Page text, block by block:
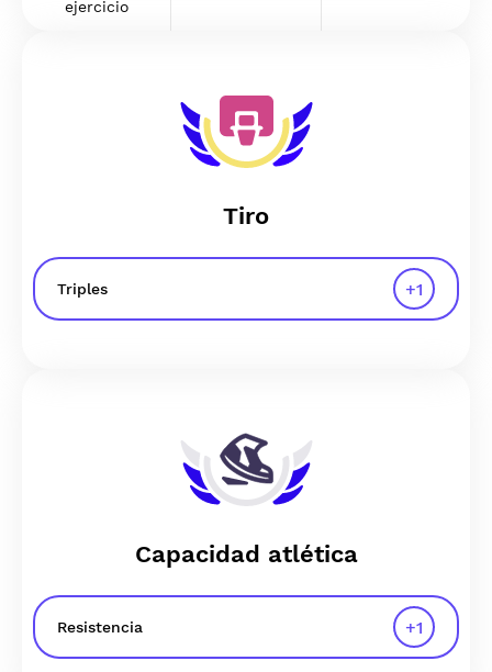
ejercicio
Tiro
Triples +1
Capacidad atlética
Resistencia +1